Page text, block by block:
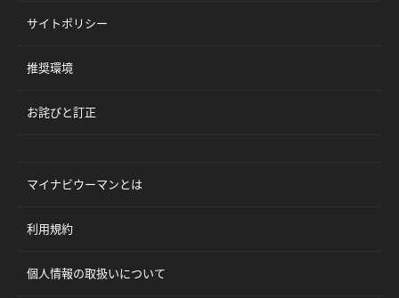
サイトポリシー
推奨環境
お詫びと訂正
マイナビウーマンとは
利用規約
個人情報の取扱いについて